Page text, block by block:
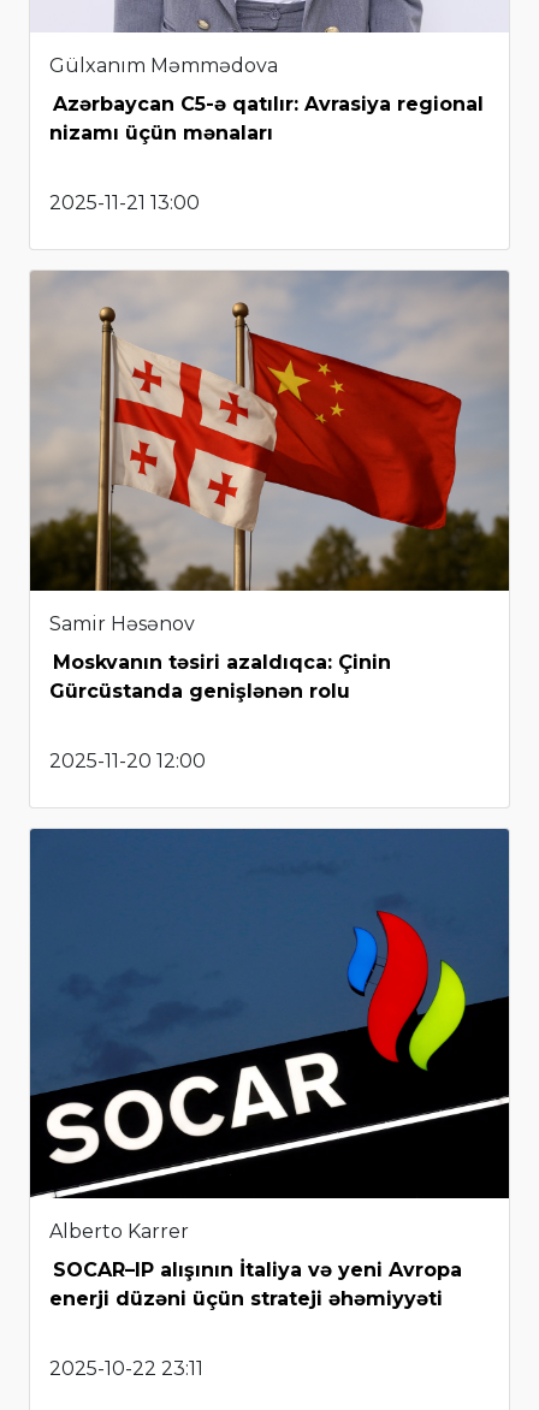
Gülxanım Məmmədova
Azərbaycan C5-ə qatılır: Avrasiya regional
nizamı üçün mənaları
2025-11-21 13:00
Samir Həsənov
Moskvanın təsiri azaldıqca: Çinin
Gürcüstanda genişlənən rolu
2025-11-20 12:00
Alberto Karrer
SOCAR–IP alışının İtaliya və yeni Avropa
enerji düzəni üçün strateji əhəmiyyəti
2025-10-22 23:11